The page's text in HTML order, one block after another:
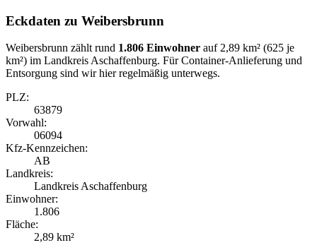
Eckdaten zu Weibersbrunn
Weibersbrunn zählt rund 1.806 Einwohner auf 2,89 km² (625 je
km²) im Landkreis Aschaffenburg. Für Container-Anlieferung und
Entsorgung sind wir hier regelmäßig unterwegs.
PLZ:
63879
Vorwahl:
06094
Kfz-Kennzeichen:
AB
Landkreis:
Landkreis Aschaffenburg
Einwohner:
1.806
Fläche:
2,89 km²